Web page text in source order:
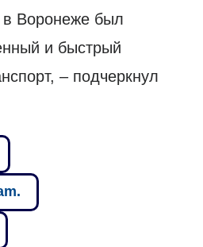
в Воронеже был
и быстрый
– подчеркнул